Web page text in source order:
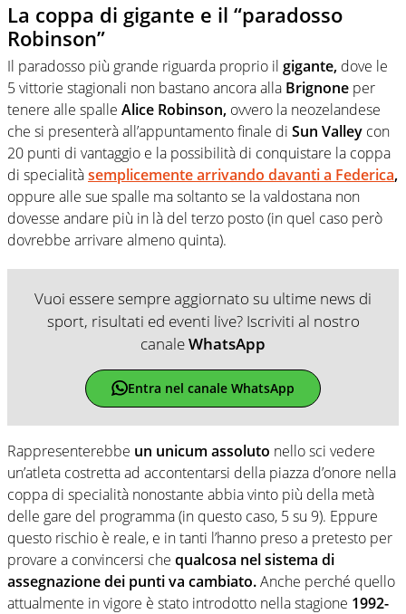
La coppa di gigante e il “paradosso
Robinson”
Il paradosso più grande riguarda proprio il gigante, dove le
5 vittorie stagionali non bastano ancora alla Brignone per
tenere alle spalle Alice Robinson, ovvero la neozelandese
che si presenterà all’appuntamento finale di Sun Valley con
20 punti di vantaggio e la possibilità di conquistare la coppa
di specialitàsemplicemente arrivando davanti a Federica,
oppure alle sue spalle ma soltanto se la valdostana non
dovesse andare più in là del terzo posto (in quel caso però
dovrebbe arrivare almeno quinta).
Vuoi essere sempre aggiornato su ultime news di
sport, risultati ed eventi live? Iscriviti al nostro
canaleWhatsApp
Entra nel canale WhatsApp
Rappresenterebbe un unicum assoluto nello sci vedere
un’atleta costretta ad accontentarsi della piazza d’onore nella
coppa di specialità nonostante abbia vinto più della metà
delle gare del programma (in questo caso, 5 su 9). Eppure
questo rischio è reale, e in tanti l’hanno preso a pretesto per
provare a convincersi che qualcosa nel sistema di
assegnazione dei punti va cambiato.Anche perché quello
attualmente in vigore è stato introdotto nella stagione 1992-